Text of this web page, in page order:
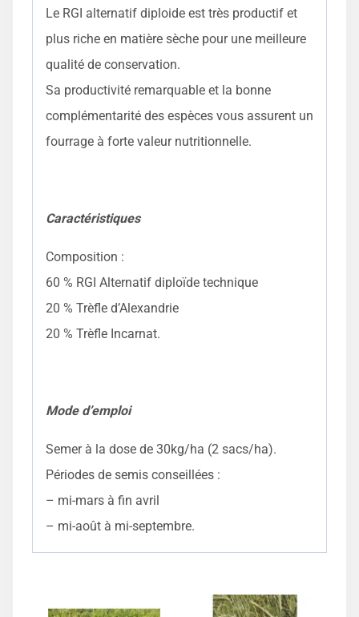
Le RGI alternatif diploide est très productif et
plus riche en matière sèche pour une meilleure
qualité de conservation.
Sa productivité remarquable et la bonne
complémentarité des espèces vous assurent un
fourrage à forte valeur nutritionnelle.
Caractéristiques
Composition :
60 % RGI Alternatif diploïde technique
20 % Trèfle d’Alexandrie
20 % Trèfle Incarnat.
Mode d’emploi
Semer à la dose de 30kg/ha (2 sacs/ha).
Périodes de semis conseillées :
– mi-mars à fin avril
– mi-août à mi-septembre.